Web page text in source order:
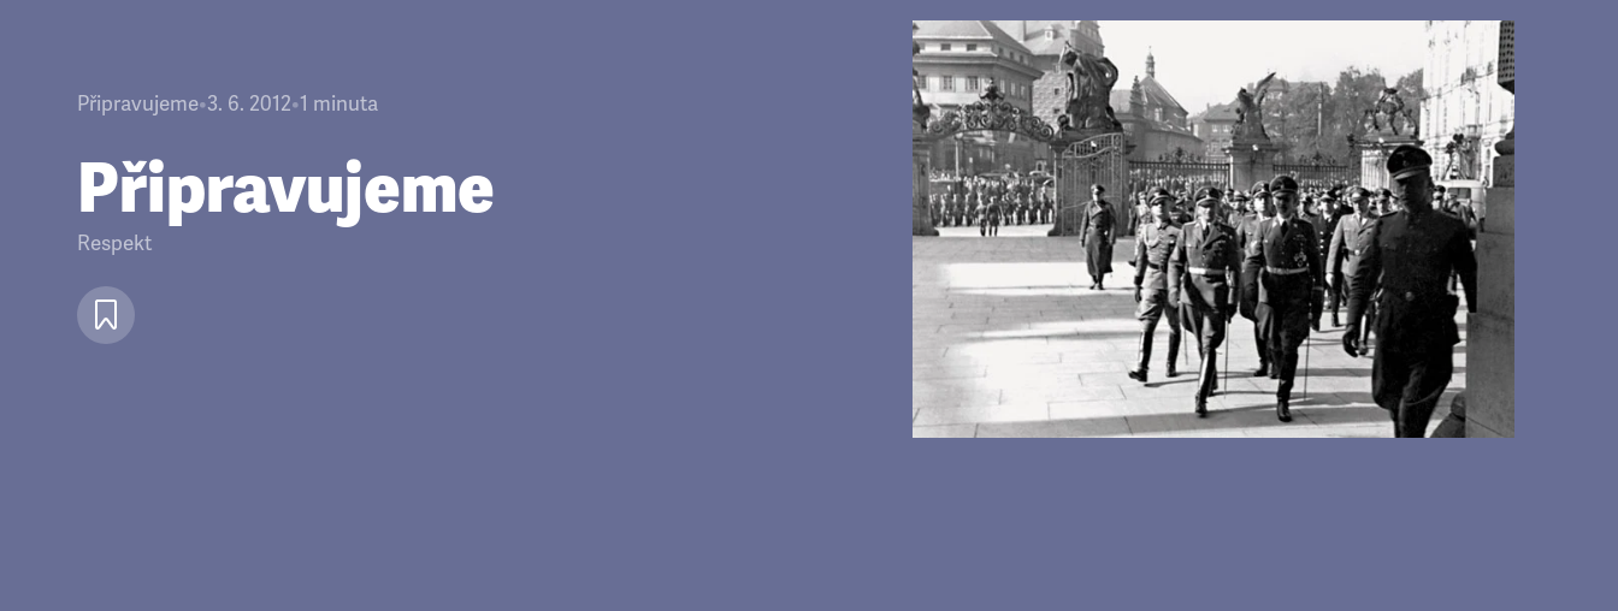
Připravujeme•3. 6. 2012•1 minuta
Připravujeme
Respekt